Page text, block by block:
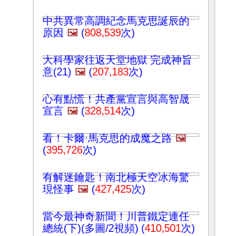
中共異常高調紀念馬克思誕辰的
原因 🖼️ (808,539次)
大科學家往返天堂地獄 完成神旨
意(21) 🖼️ (207,183次)
心有點慌！共產黨宣言與高智晟
宣言 🖼️ (328,514次)
看！卡爾·馬克思的成魔之路 🖼️
(395,726次)
有解迷鑰匙！南北極天空冰海驚
現怪事 🖼️ (427,425次)
當今最神奇新聞！川普鐵定連任
總統(下)(多圖/2視頻) (410,501次)